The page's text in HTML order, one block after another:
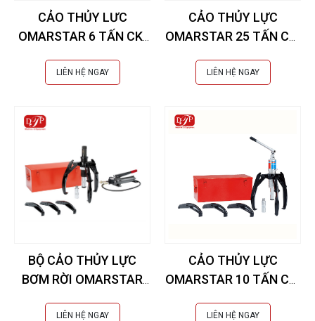
CẢO THỦY LƯC
OMARSTAR 6 TẤN CK-
LIÊN HỆ NGAY
CẢO THỦY LỰC
OMARSTAR 25 TẤN CK-
LIÊN HỆ NGAY
BỘ CẢO THỦY LỰC
BƠM RỜI OMARSTAR
LIÊN HỆ NGAY
CẢO THỦY LỰC
OMARSTAR 10 TẤN CK-
LIÊN HỆ NGAY